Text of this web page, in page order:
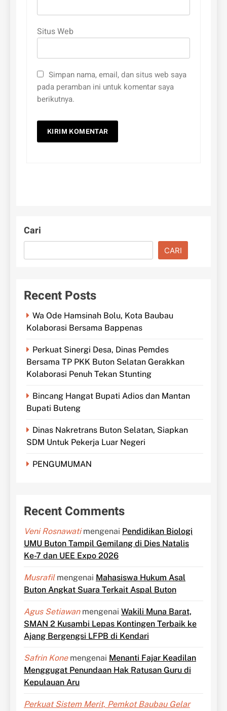
Situs Web
Simpan nama, email, dan situs web saya
pada peramban ini untuk komentar saya
berikutnya.
Cari
CARI
Recent Posts
Wa Ode Hamsinah Bolu, Kota Baubau
Kolaborasi Bersama Bappenas
Perkuat Sinergi Desa, Dinas Pemdes
Bersama TP PKK Buton Selatan Gerakkan
Kolaborasi Penuh Tekan Stunting
Bincang Hangat Bupati Adios dan Mantan
Bupati Buteng
Dinas Nakretrans Buton Selatan, Siapkan
SDM Untuk Pekerja Luar Negeri
PENGUMUMAN
Recent Comments
Veni Rosnawatimengenai Pendidikan Biologi
UMU Buton Tampil Gemilang di Dies Natalis
Ke-7 dan UEE Expo 2026
Musrafilmengenai Mahasiswa Hukum Asal
Buton Angkat Suara Terkait Aspal Buton
Agus Setiawanmengenai Wakili Muna Barat,
SMAN 2 Kusambi Lepas Kontingen Terbaik ke
Ajang Bergengsi LFPB di Kendari
Safrin Konemengenai Menanti Fajar Keadilan
Menggugat Penundaan Hak Ratusan Guru di
Kepulauan Aru
Perkuat Sistem Merit, Pemkot Baubau Gelar